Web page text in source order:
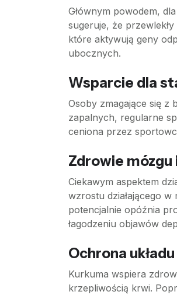
Głównym powodem,
sugeruje, że
które aktywują geny
ubocznych.
Wsparcie dla
Osoby zmagające się z
zapalnych, regularne
ceniona przez
Zdrowie
Ciekawym aspektem
wzrostu działającego
potencjalnie opóźnia
łagodzeniu objawów
Ochrona
Kurkuma wspiera
krzepliwością krwi.